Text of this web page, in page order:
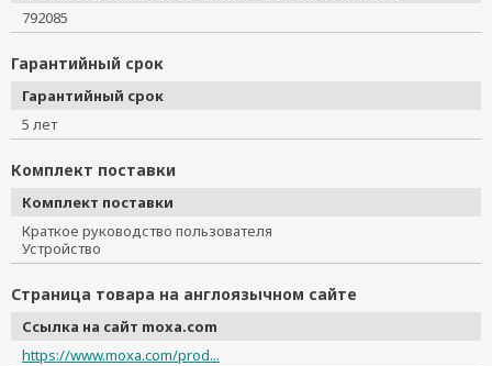
792085
Гарантийный срок
Гарантийный срок
5 лет
Комплект поставки
Комплект поставки
Краткое руководство пользователя
Устройство
Страница товара на англоязычном сайте
Ссылка на сайт moxa.com
https://www.moxa.com/prod...